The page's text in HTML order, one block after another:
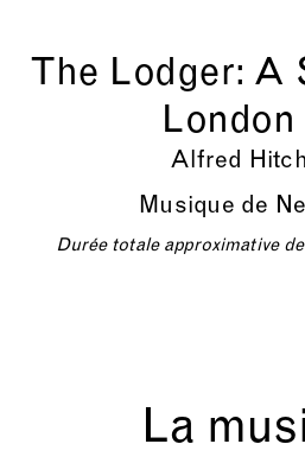
The Lodger: A
London
Alfred
Musique de
Durée totale approximative
La